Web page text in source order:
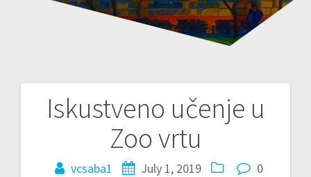
Iskustveno učenje u
Zoo vrtu
vcsaba1 July 1, 2019 0
Post
navigation